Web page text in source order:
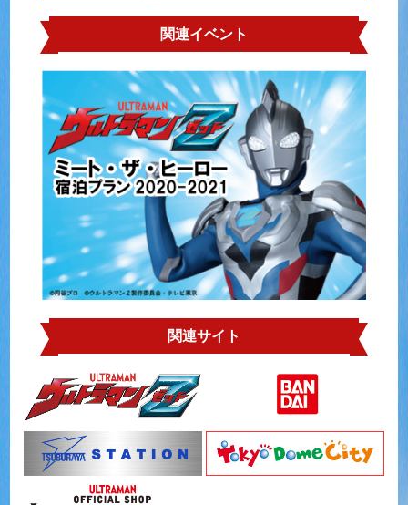
関連イベント
関連サイト